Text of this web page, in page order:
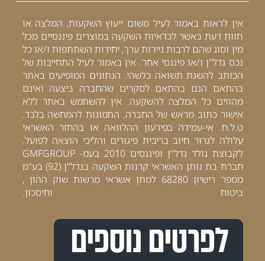
אין לראות באמור לעיל משום ייעוץ השקעות, המלצה או
חוות דעת באשר לכדאיות השקעה במוצרים פיננסיים מכל
מין וסוג שהם לרבות ניירות ערך, יחידות השתתפות ו/או כל
נכס נדל"ן ו/או פיננסי אחר. אין באמור לעיל התחייבות של
הכותב להשגת תשואה כלשהי. הנתונים המופיעים באתר
בהתאם הנם בהתאם לסקרים שהחברה ביצעה ואינם
מהווים כל המלצה להשקעה. אין להשתמש באתר ללא
אישור כתוב מראש של החברה. התמונות להמחשה בלבד.
ט.ל.ח. אי-עמידה בפירעון ההלוואה או בהחזר האשראי
עלולה לגרור חיוב בריבית פיגורים והליכי הוצאה לפועל.
לקבוצת גולד נדל"ן ופיננסים 2010 בעמ- GMFGROUP
חברת בת נותן האשראי קרנות השקעה בנדל"ן (92) בע"מ
מספר רישיון 68280 למתן אשראי מרשות שוק ההון ,
ביטוח וחיסכון.
לפרטים נוספים